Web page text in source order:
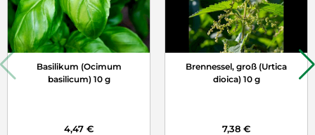
Basilikum (Ocimum
basilicum) 10 g
4,47 €
Brennessel, groß (Urtica
dioica) 10 g
7,38 €